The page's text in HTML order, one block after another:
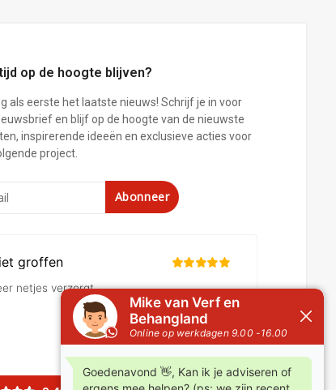
op de hoogte blijven?
als eerste het laatste nieuws! Schrijf je in voor
en blijf op de hoogte van de nieuwste
inspirerende ideeën en exclusieve acties voor
project.
Abonneer